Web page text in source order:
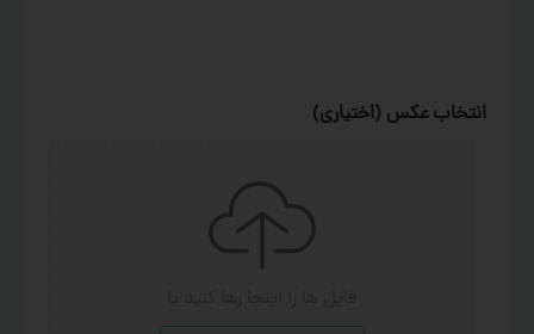
انتخاب عکس (اختیاری)